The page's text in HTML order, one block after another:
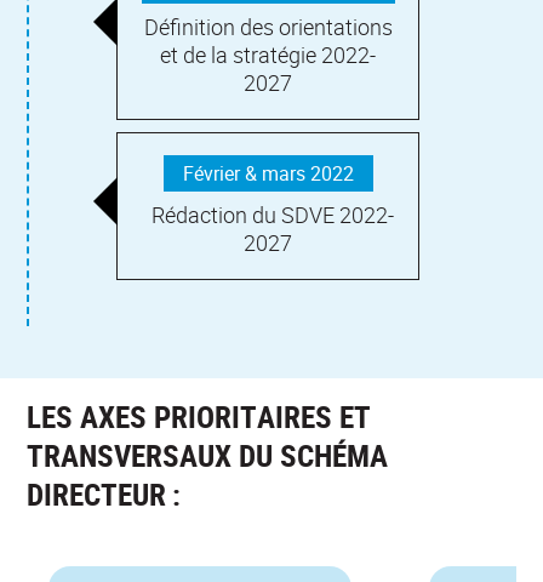
Définition des orientations
et de la stratégie 2022-
2027
Février & mars 2022
Rédaction du SDVE 2022-
2027
LES AXES PRIORITAIRES ET
TRANSVERSAUX DU SCHÉMA
DIRECTEUR :